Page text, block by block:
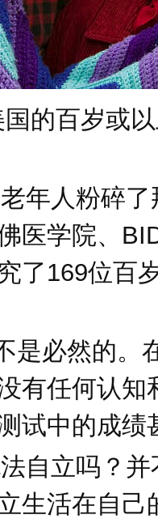
的百岁或
年人粉碎了
医学院、
了169位百
是必然的。
有任何认
试中的成绩
自立吗？并
生活在自己